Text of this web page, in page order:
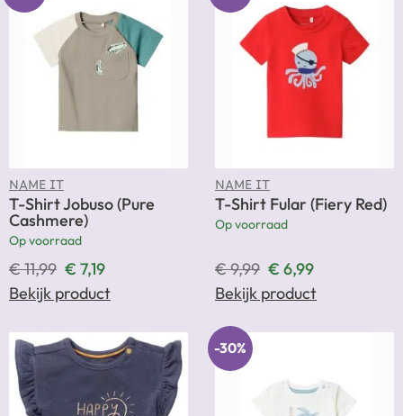
NAME IT
T-Shirt Jobuso (Pure
Cashmere)
Op voorraad
€11,99 € 7,19
Bekijk product
NAME IT
T-Shirt Fular (Fiery Red)
Op voorraad
€9,99 € 6,99
Bekijk product
-30%